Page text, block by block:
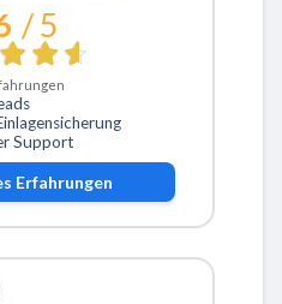
/ 5
Support
Erfahrungen